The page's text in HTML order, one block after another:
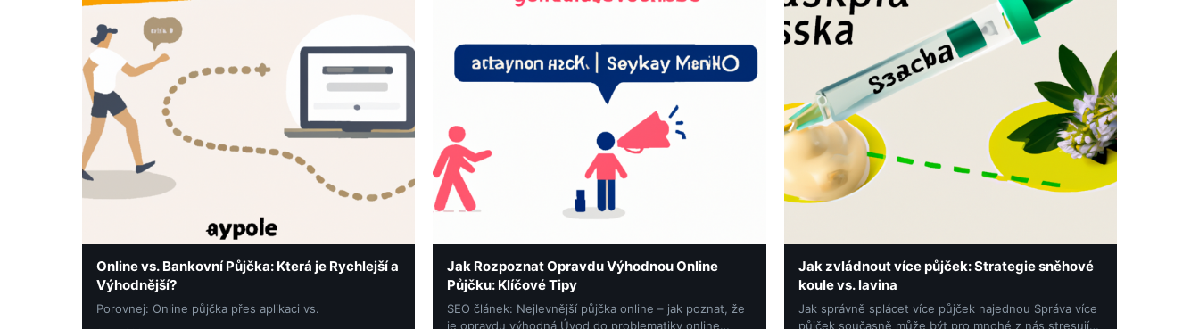
Online vs. Bankovní Půjčka: Která je Rychlejší a
Výhodnější?
Porovnej: Online půjčka přes aplikaci vs.
Jak Rozpoznat Opravdu Výhodnou Online
Půjčku: Klíčové Tipy
SEO článek: Nejlevnější půjčka online – jak poznat, že
je opravdu výhodná Úvod do problematiky online
Jak zvládnout více půjček: Strategie sněhové
koule vs. lavina
Jak správně splácet více půjček najednou Správa více
půjček současně může být pro mnohé z nás stresující